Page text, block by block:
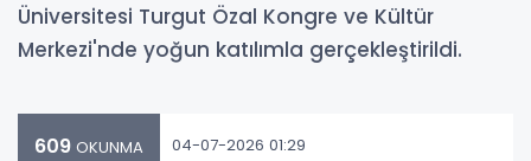
Üniversitesi Turgut Özal Kongre ve Kültür
Merkezi'nde yoğun katılımla gerçekleştirildi.
609 OKUNMA 04-07-2026 01:29